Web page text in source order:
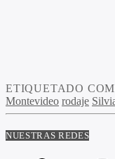
ETIQUETADO
Montevideo rodaje
NUESTRAS REDES